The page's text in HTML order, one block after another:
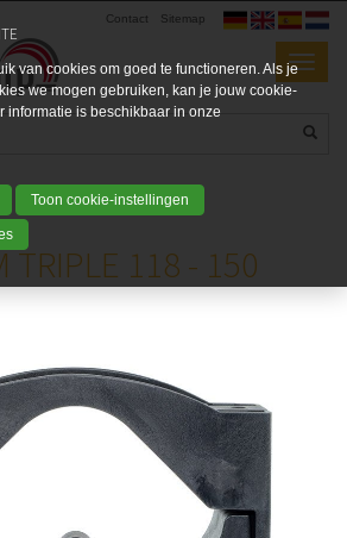
Sitemap
Contact
types Triple 118 - 150
TRIPLE 118 - 150
van cookies om goed te functioneren. Als je
we mogen gebruiken, kan je jouw cookie-
informatie is beschikbaar in onze
Toon cookie-instellingen